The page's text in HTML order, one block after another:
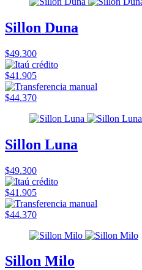
Sillon Duna
$49.300
$41.905
$44.370
Sillon Luna
$49.300
$41.905
$44.370
Sillon Milo